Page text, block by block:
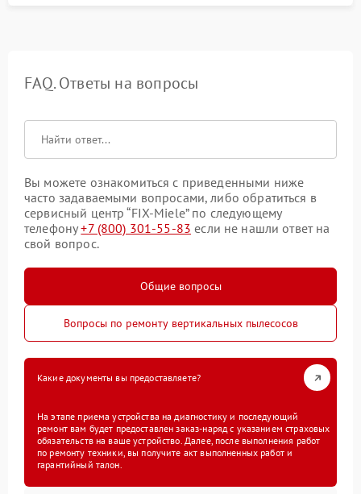
FAQ. Ответы на вопросы
Вы можете ознакомиться с приведенными ниже
часто задаваемыми вопросами, либо обратиться в
сервисный центр “FIX-Miele” по следующему
телефону+7 (800) 301-55-83 если не нашли ответ на
свой вопрос.
Общие вопросы
Вопросы по ремонту вертикальных пылесосов
Какие документы вы предоставляете?
На этапе приема устройства на диагностику и последующий
ремонт вам будет предоставлен заказ-наряд с указанием страховых
обязательств на ваше устройство. Далее, после выполнения работ
по ремонту техники, вы получите акт выполненных работ и
гарантийный талон.